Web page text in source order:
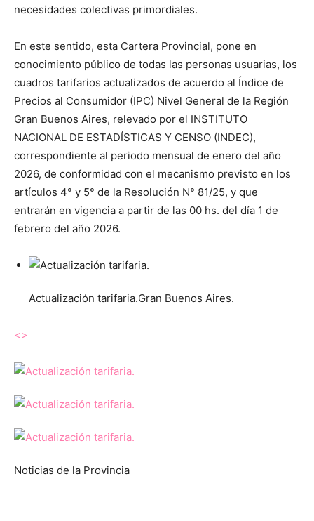
necesidades colectivas primordiales.
En este sentido, esta Cartera Provincial, pone en
conocimiento público de todas las personas usuarias, los
cuadros tarifarios actualizados de acuerdo al Índice de
Precios al Consumidor (IPC) Nivel General de la Región
Gran Buenos Aires, relevado por el INSTITUTO
NACIONAL DE ESTADÍSTICAS Y CENSO (INDEC),
correspondiente al periodo mensual de enero del año
2026, de conformidad con el mecanismo previsto en los
artículos 4° y 5° de la Resolución N° 81/25, y que
entrarán en vigencia a partir de las 00 hs. del día 1 de
febrero del año 2026.
Actualización tarifaria.Gran Buenos Aires.
<>
Noticias de la Provincia